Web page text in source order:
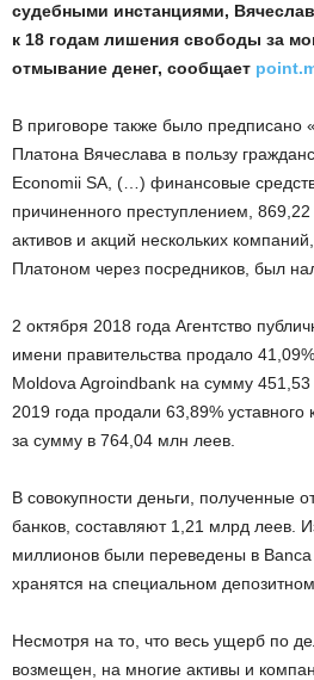
судебными инстанциями,
к 18 годам лишения свободы за
отмывание денег, сообщает
В приговоре также было предписано
Платона Вячеслава в пользу
Economii SA, (…) финансовые
причиненного преступлением,
активов и акций нескольких
Платоном через посредников, был
2 октября 2018 года Агентство
имени правительства продало
Moldova Agroindbank на сумму
2019 года продали 63,89%
за сумму в 764,04 млн леев.
В совокупности деньги, полученные
банков, составляют 1,21 млрд леев.
миллионов были переведены в
хранятся на специальном депозитном
Несмотря на то, что весь ущерб по
возмещен, на многие активы и